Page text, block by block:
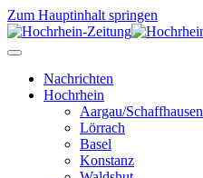
Zum Hauptinhalt springen
Nachrichten
Hochrhein
Aargau/Schaffhausen
Lörrach
Basel
Konstanz